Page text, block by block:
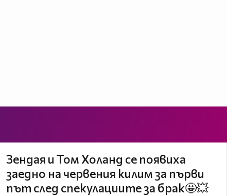
Зендая и Том Холанд се появиха
заедно на червения килим за първи
път след спекулациите за брак🤩💥